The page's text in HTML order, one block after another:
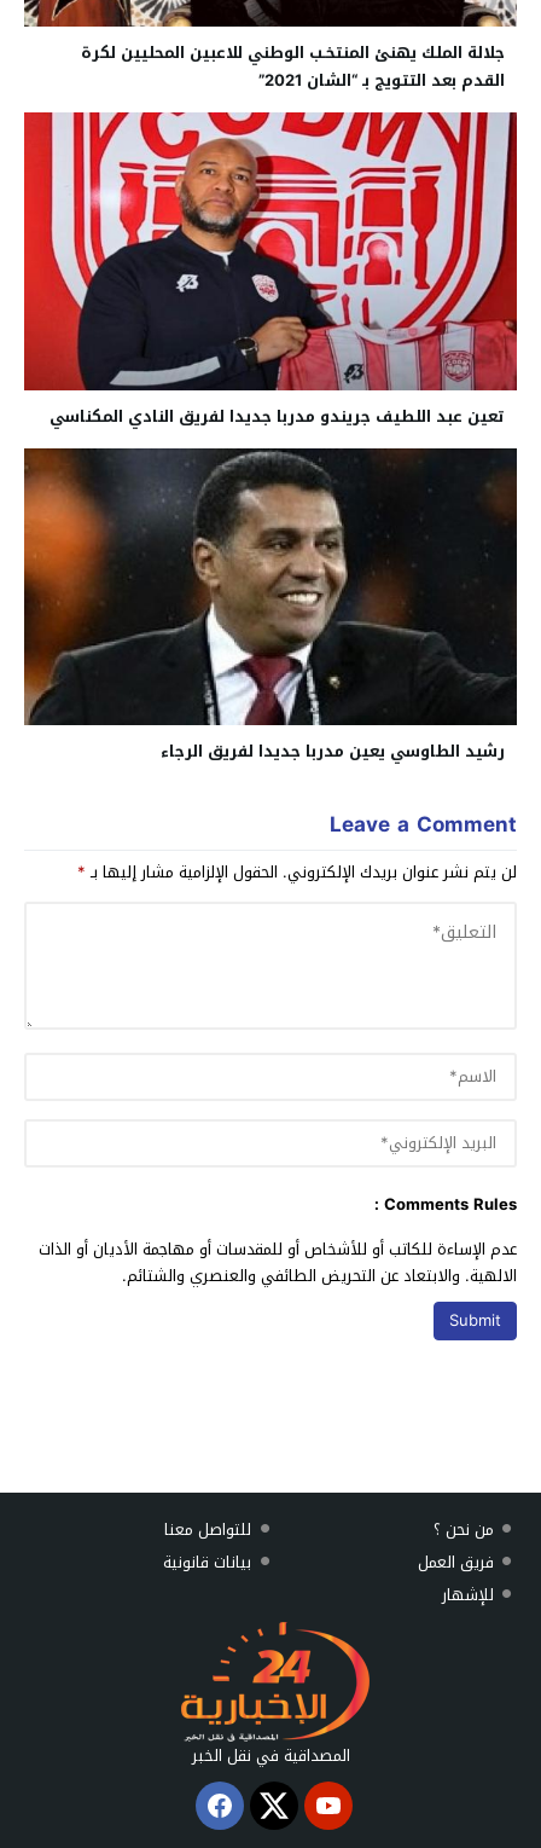
جلالة الملك يهنئ المنتخـب الوطني للاعبين المحليين لكرة
القدم بعد التتويج بـ “الشان 2021”
تعين عبد اللطيف جريندو مدربا جديدا لفريق النادي المكناسي
رشيد الطاوسي يعين مدربا جديدا لفريق الرجاء
Leave a Comment
لن يتم نشر عنوان بريدك الإلكتروني. الحقول الإلزامية مشار إليها بـ*
Comments Rules :
عدم الإساءة للكاتب أو للأشخاص أو للمقدسات أو مهاجمة الأديان أو الذات
الالهية. والابتعاد عن التحريض الطائفي والعنصري والشتائم.
من نحن ؟
فريق العمل
للإشهار
للتواصل معنا
بيانات قانونية
المصداقية في نقل الخبر